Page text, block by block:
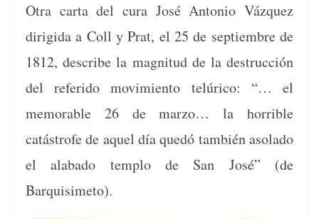
Otra car­ta del cura José Anto­nio Vázquez
dirigi­da a Coll y Prat, el 25 de sep­tiem­bre de
1812, describe la mag­ni­tud de la destruc­ción
del referi­do movimien­to telúri­co: “… el
mem­o­rable 26 de mar­zo… la hor­ri­ble
catástrofe de aquel día quedó tam­bién aso­la­do
el alaba­do tem­p­lo de San José” (de
Barquisimeto).